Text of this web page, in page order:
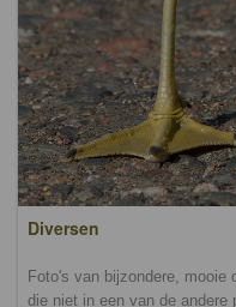
Diversen
Foto's van bijzondere, mooie
die niet in een van de andere